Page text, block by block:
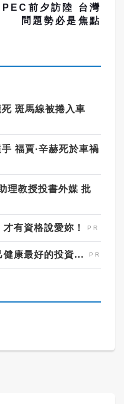
前夕訪陸 台灣
問題勢必是焦點
斑馬線被捲入車
福賈·辛赫死於車禍
理教授投書外媒 批
有資格說愛妳！
立即諮詢HPV！是對自己健康最好的投資，把握現在不嫌晚！